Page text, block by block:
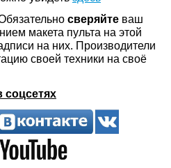
сверяйте ваш
макета пульта на этой
на них. Производители
своей техники на своё
соцсетях